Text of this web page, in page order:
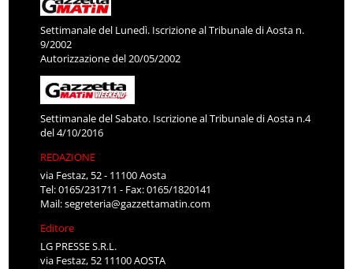
Settimanale del Lunedì. Iscrizione al Tribunale di Aosta n.
9/2002
Autorizzazione del 20/05/2002
Settimanale del Sabato. Iscrizione al Tribunale di Aosta n.4
del 4/10/2016
REDAZIONE
via Festaz, 52 - 11100 Aosta
Tel: 0165/231711 - Fax: 0165/1820141
Mail:segreteria@gazzettamatin.com
Editore
LG PRESSE S.R.L.
via Festaz, 52 11100 AOSTA